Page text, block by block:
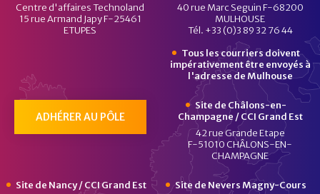
Centre d'affaires Technoland
15 rue Armand Japy F-25461
ETUPES
40 rue Marc Seguin F-68200
MULHOUSE
Tél. +33 (0)3 89 32 76 44
Tous les courriers doivent
impérativement être envoyés à
l'adresse de Mulhouse
ADHÉRER AU PÔLE
Site de Châlons-en-
Champagne / CCI Grand Est
42 rue Grande Etape
F-51010 CHÂLONS-EN-
CHAMPAGNE
Site de Nancy / CCI Grand Est
Site de Nevers Magny-Cours